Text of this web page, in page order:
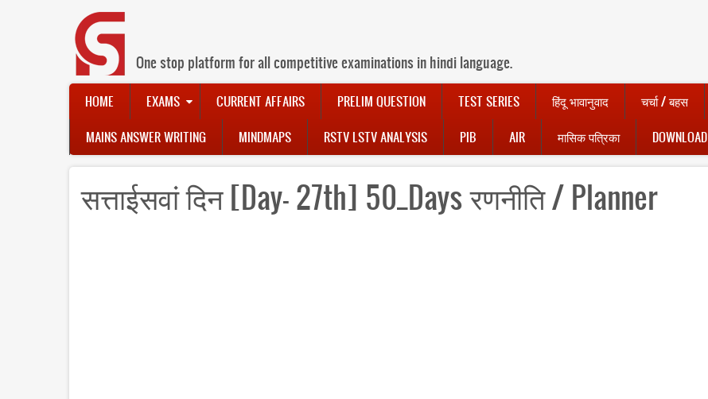
One stop platform for all competitive examinations in hindi language.
Main
navigation
HOME EXAMS CURRENT AFFAIRS PRELIM QUESTION TEST SERIES हिंदू भावानुवाद चर्चा / बहस
MAINS ANSWER WRITING MINDMAPS RSTV LSTV ANALYSIS PIB AIR मासिक पत्रिका DOWNLOAD
सत्ताईसवां दिन [Day- 27th] 50_Days ‪रणनीति ‪/ Planner‬‬‬‬‬‬‬‬‬‬